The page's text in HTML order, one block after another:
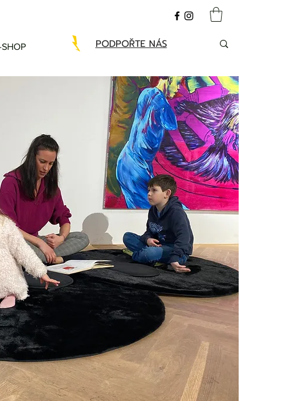
SHOP PODPOŘTE NÁS